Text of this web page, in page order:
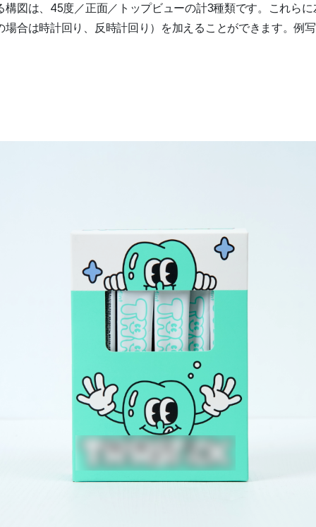
構図は、45度／正面／トップビューの計3種類です。これら
場合は時計回り、反時計回り）を加えることができます。例